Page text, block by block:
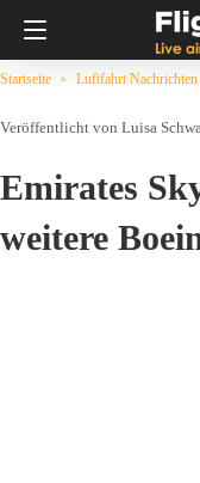
Startseite Luftfahrt Nachrichten
Luisa
Emirates
weitere